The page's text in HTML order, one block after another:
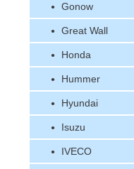
Gonow
Great Wall
Honda
Hummer
Hyundai
Isuzu
IVECO